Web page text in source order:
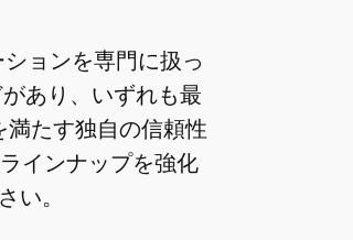
ョンを専門に扱っ
あり、いずれも最
たす独自の信頼性
インナップを強化
い。